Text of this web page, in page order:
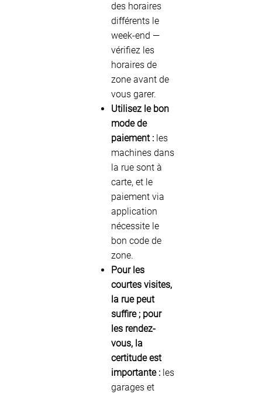
des horaires
différents le
week-end —
vérifiez les
horaires de
zone avant de
vous garer.
Utilisez le bon
mode de
paiement : les
machines dans
la rue sont à
carte, et le
paiement via
application
nécessite le
bon code de
zone.
Pour les
courtes visites,
la rue peut
suffire ; pour
les rendez-
vous, la
certitude est
importante : les
garages et